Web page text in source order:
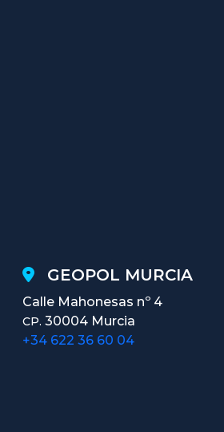
GEOPOL MURCIA
Calle Mahonesas nº 4
CP. 30004 Murcia
+34 622 36 60 04